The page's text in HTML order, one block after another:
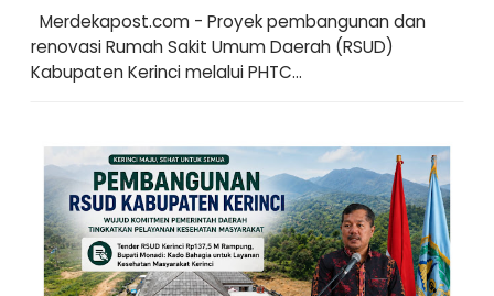
Merdekapost.com - Proyek pembangunan dan
renovasi Rumah Sakit Umum Daerah (RSUD)
Kabupaten Kerinci melalui PHTC...